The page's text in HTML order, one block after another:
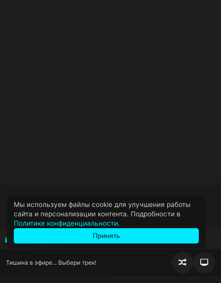
ИНФОРМАЦИЯ
Тишина в эфире... Выбери трек!
Мы используем файлы cookie для улучшения работы
сайта и персонализации контента. Подробности в
Политике конфиденциальности.
Принять